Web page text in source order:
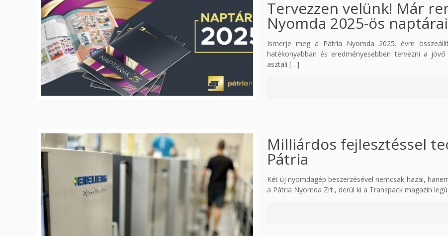
Tervezzen velünk! Már
Nyomda 2025-ös naptárai
Ismerje meg a Pátria Nyomda 2025. évre
hatékonyabban és eredményesebben tervezni a
asztali […]
Milliárdos fejlesztéssel
Pátria
Két új nyomdagép beszerzésével nemcsak hazai,
a Pátria Nyomda Zrt., derül ki a Transpack magazin